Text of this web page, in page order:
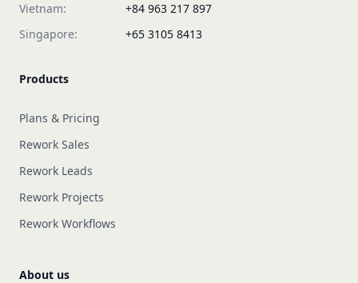
Vietnam:
+84 963 217 897
Singapore:
+65 3105 8413
Products
Plans & Pricing
Rework Sales
Rework Leads
Rework Projects
Rework Workflows
About us